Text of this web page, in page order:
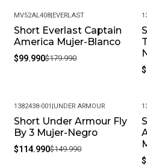
-44%
MV52AL408|EVERLAST
Short Everlast Captain
America Mujer-Blanco
$99.990$179.990
-23%
1382438-001 |UNDER ARMOUR
Short Under Armour Fly
By 3 Mujer-Negro
$114.990$149.990